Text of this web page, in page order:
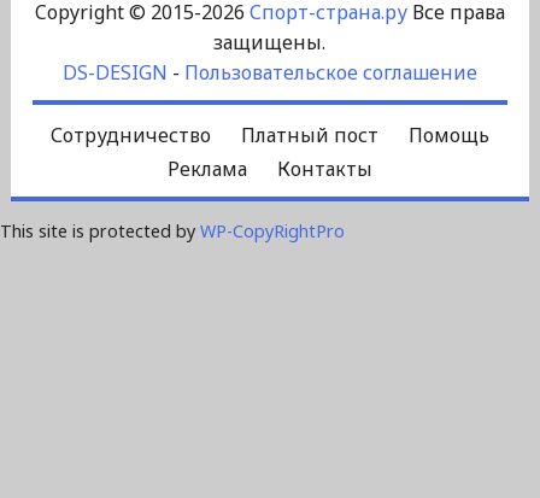
Copyright © 2015-2026 Спорт-страна.руВсе права
защищены.
DS-DESIGN - Пользовательское соглашение
Сотрудничество Платный пост
Помощь
Реклама
Контакты
This site is protected by WP-CopyRightPro